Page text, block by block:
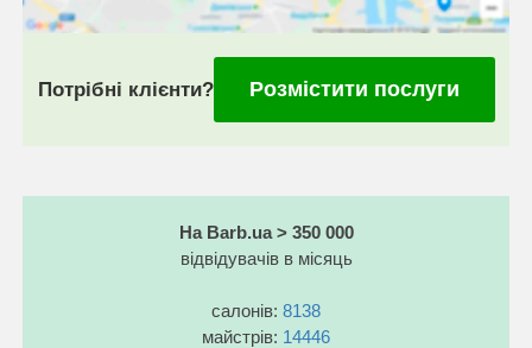
Потрібні клієнти? Розмістити послуги
На Barb.ua > 350 000
відвідувачів в місяць
салонів: 8138
майстрів: 14446